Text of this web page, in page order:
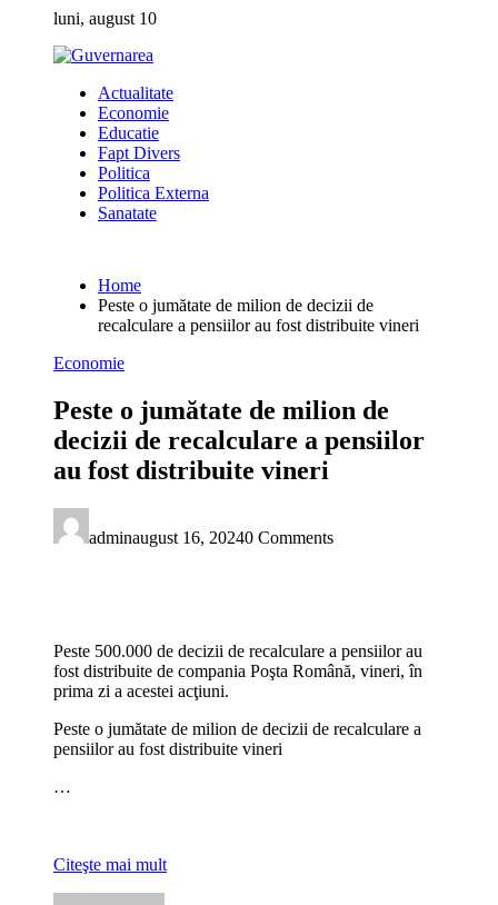
content
luni, august 10
Actualitate
Economie
Educatie
Fapt Divers
Politica
Politica Externa
Sanatate
Home
Peste o jumătate de milion de decizii de
recalculare a pensiilor au fost distribuite vineri
Economie
Peste o jumătate de milion de
decizii de recalculare a pensiilor
au fost distribuite vineri
adminaugust 16, 20240 Comments
Peste 500.000 de decizii de recalculare a pensiilor au
fost distribuite de compania Poşta Română, vineri, în
prima zi a acestei acţiuni.
Peste o jumătate de milion de decizii de recalculare a
pensiilor au fost distribuite vineri
…
Citeşte mai mult